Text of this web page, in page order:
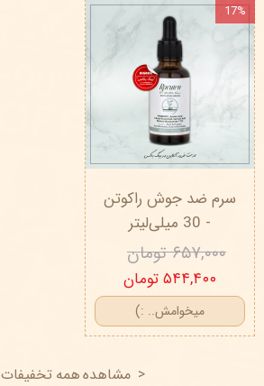
سرم ضد جوش راکوتن
- 30 میلی‌لیتر
۶۵۷,۰۰۰ تومان
۵۴۴,۴۰۰ تومان
میخوامش.. :)
17%
< مشاهده همه تخفیفات